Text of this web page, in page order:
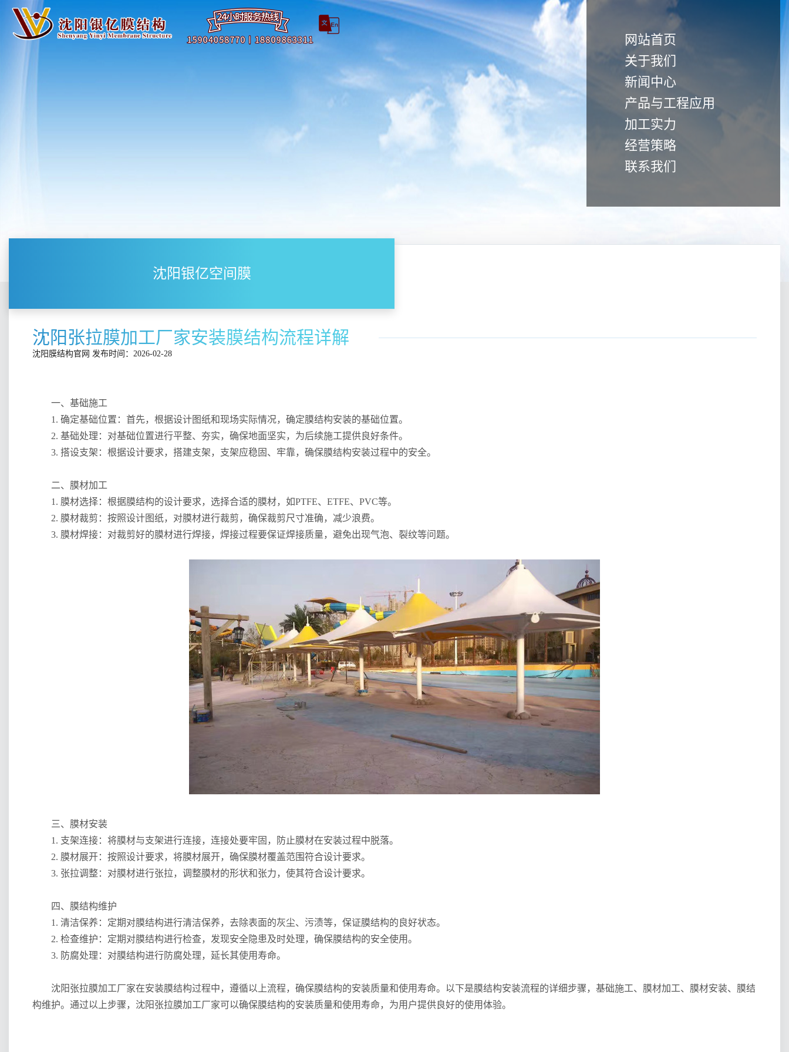
网站首页
关于我们
新闻中心
产品与工程应用
加工实力
经营策略
联系我们
沈阳银亿空间膜
沈阳张拉膜加工厂家安装膜结构流程详解
沈阳膜结构官网 发布时间：2026-02-28
一、基础施工
1. 确定基础位置：首先，根据设计图纸和现场实际情况，确定膜结构安装的基础位置。
2. 基础处理：对基础位置进行平整、夯实，确保地面坚实，为后续施工提供良好条件。
3. 搭设支架：根据设计要求，搭建支架，支架应稳固、牢靠，确保膜结构安装过程中的安全。
二、膜材加工
1. 膜材选择：根据膜结构的设计要求，选择合适的膜材，如PTFE、ETFE、PVC等。
2. 膜材裁剪：按照设计图纸，对膜材进行裁剪，确保裁剪尺寸准确，减少浪费。
3. 膜材焊接：对裁剪好的膜材进行焊接，焊接过程要保证焊接质量，避免出现气泡、裂纹等问题。
三、膜材安装
1. 支架连接：将膜材与支架进行连接，连接处要牢固，防止膜材在安装过程中脱落。
2. 膜材展开：按照设计要求，将膜材展开，确保膜材覆盖范围符合设计要求。
3. 张拉调整：对膜材进行张拉，调整膜材的形状和张力，使其符合设计要求。
四、膜结构维护
1. 清洁保养：定期对膜结构进行清洁保养，去除表面的灰尘、污渍等，保证膜结构的良好状态。
2. 检查维护：定期对膜结构进行检查，发现安全隐患及时处理，确保膜结构的安全使用。
3. 防腐处理：对膜结构进行防腐处理，延长其使用寿命。
沈阳张拉膜加工厂家在安装膜结构过程中，遵循以上流程，确保膜结构的安装质量和使用寿命。以下是膜结构安装流程的详细步骤， 基础施工、膜材加工、膜材安装、膜结
构维护。 通过以上步骤，沈阳张拉膜加工厂家可以确保膜结构的安装质量和使用寿命，为用户提供良好的使用体验。